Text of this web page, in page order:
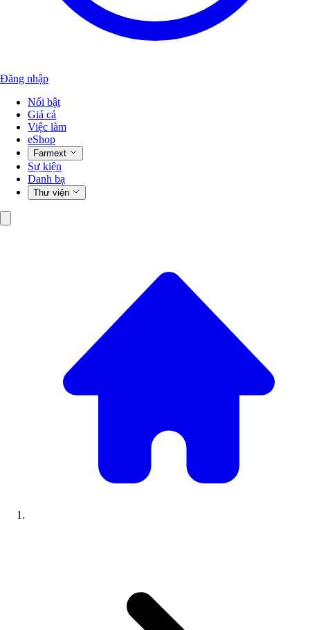
Đăng nhập
Nổi bật
Giá cả
Việc làm
eShop
Farmext
Sự kiện
Danh bạ
Thư viện